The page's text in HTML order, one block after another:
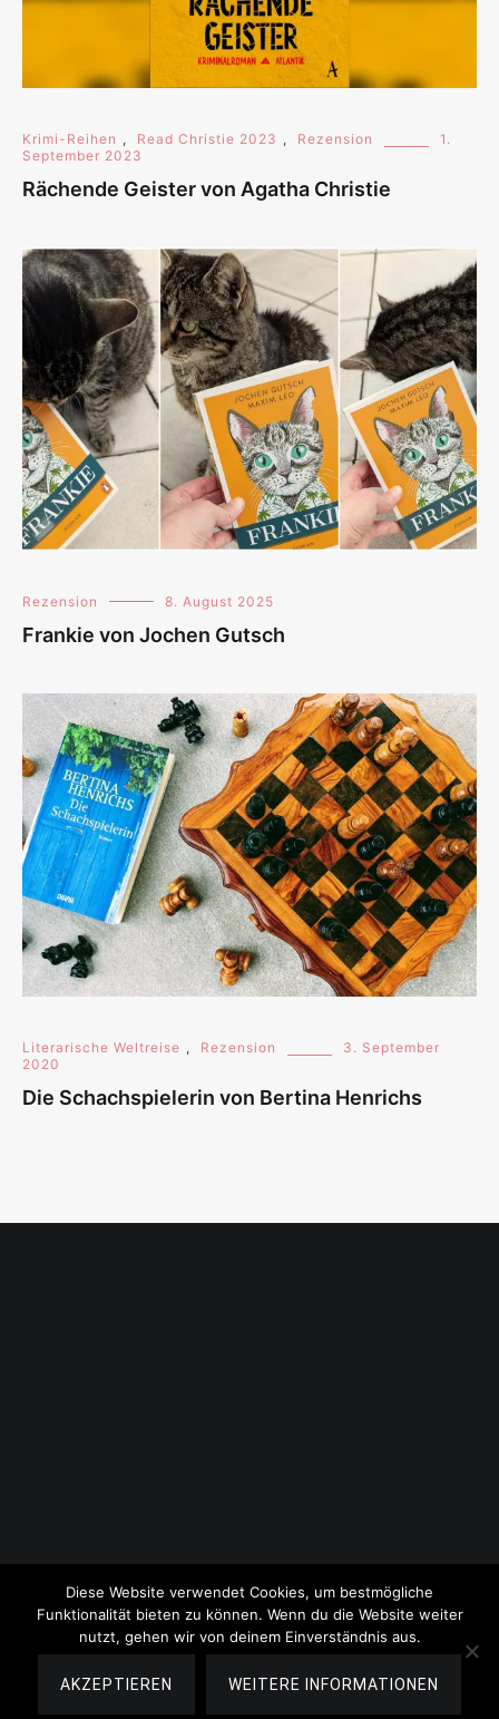
Krimi-Reihen , Read Christie 2023 , Rezension
1.
September 2023
Rächende Geister von Agatha Christie
Rezension 8. August 2025
Frankie von Jochen Gutsch
Literarische Weltreise , Rezension
3. September
2020
Die Schachspielerin von Bertina Henrichs
Copyright © 2026Lauschige Lesezeit. All rights reserved.
Theme:Cenoteby ThemeGrill. Powered byWordPress.
Diese Website verwendet Cookies, um bestmögliche
Funktionalität bieten zu können. Wenn du die Website weiter
nutzt, gehen wir von deinem Einverständnis aus.
AKZEPTIEREN WEITERE INFORMATIONEN